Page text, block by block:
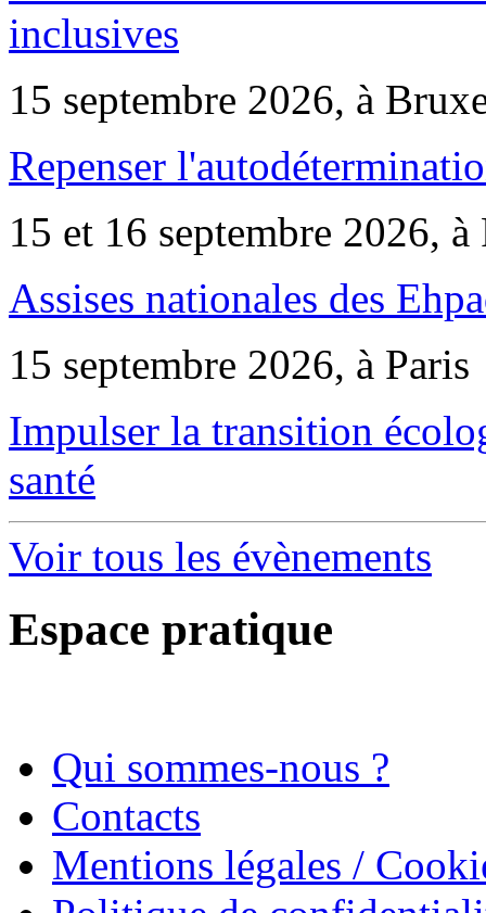
inclusives
15 septembre 2026, à
Repenser
15 et 16 septembre 2026, à
Assises nationales des
15 septembre 2026, à Paris
Impulser la transition
santé
Voir tous les évènements
Espace pratique
Qui sommes-nous ?
Contacts
Mentions légales /